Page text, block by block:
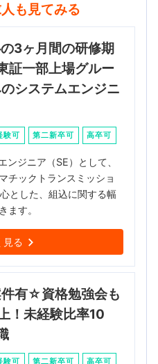
も見てみる
3ヶ月間の研修期
証一部上場グルー
システムエンジニ
験可 第二新卒可 高卒可
ジニア（SE）として、
チックトランスミッショ
とした、組込に関する幅
ます。
見る
有☆資格勉強会も
！未経験比率10
験可 第二新卒可 高卒可